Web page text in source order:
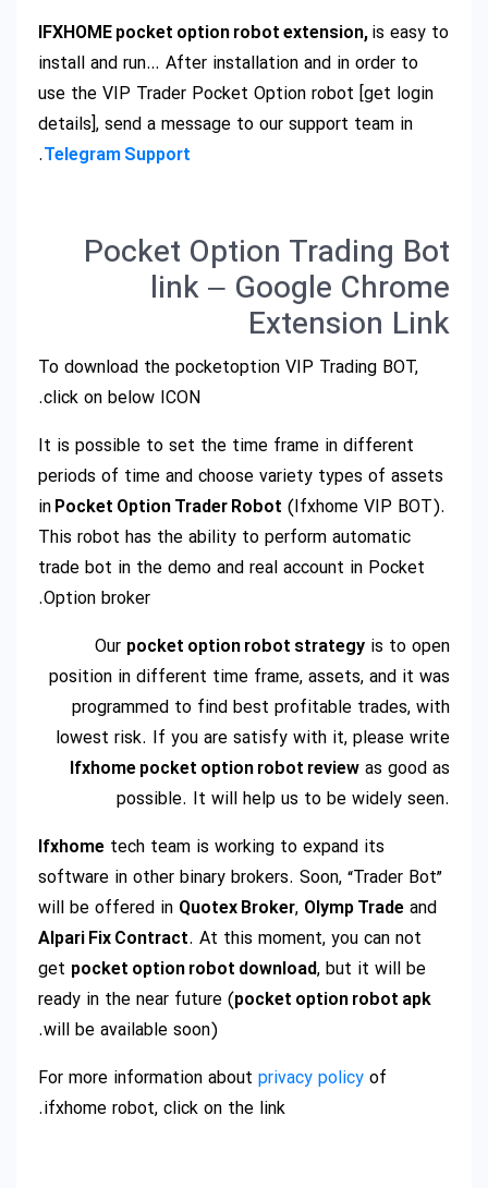
IFXHOME pocket option robot extension,is easy to
install and run… After installation and in order to
use the VIP Trader Pocket Option robot [get login
details], send a message to our support team in
Telegram Support
.
Pocket Option Trading Bot
link – Google Chrome
Extension Link
To download the pocketoption VIP Trading BOT,
click on below ICON.
It is possible to set the time frame in different
periods of time and choose variety types of assets
inPocket Option Trader Robot (Ifxhome VIP BOT).
This robot has the ability to perform automatic
trade bot in the demo and real account in Pocket
Option broker.
Our pocket option robot strategy is to open
position in different time frame, assets, and it was
programmed to find best profitable trades, with
lowest risk. If you are satisfy with it, please write
Ifxhome pocket option robot review as good as
possible. It will help us to be widely seen.
Ifxhome tech team is working to expand its
software in other binary brokers. Soon, “Trader Bot”
will be offered in Quotex Broker, Olymp Trade and
Alpari Fix Contract. At this moment, you can not
get pocket option robot download, but it will be
ready in the near future (pocket option robot apk
will be available soon).
For more information about privacy policy of
ifxhome robot, click on the link.